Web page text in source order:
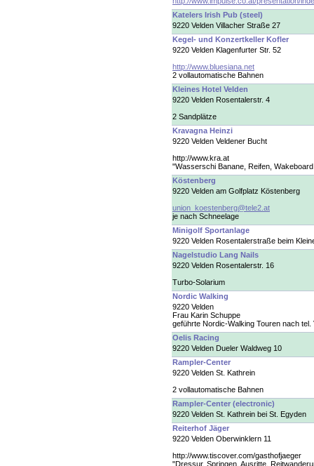
Katelers Irish Pub (steel)
9220 Velden Villacher Straße 27
Kegel- und Konzertkeller Kofler
9220 Velden Klagenfurter Str. 52
http://www.bluesiana.net
2 vollautomatische Bahnen
Kleines Hotel Velden
9220 Velden Rosentalerstr. 4
2 Sandplätze
Kravagna Heinzi
9220 Velden Veldener Bucht
http://www.kra.at
"Wasserschi Banane, Reifen,
Köstenberg
9220 Velden am Golfplatz Köstenberg
union_koestenberg@tele2.at
je nach Schneelage
Minigolf Sportanlage
9220 Velden Rosentalerstraße beim
Nagelstudio Lang Nails
9220 Velden Rosentalerstr. 16
Turbo-Solarium
Nordic Walking
9220 Velden
Frau Karin Schuppe
geführte Nordic-Walking Touren nach tel.
Oelis Racing
9220 Velden Dueler Waldweg 10
Rampler-Center
9220 Velden St. Kathrein
2 vollautomatische Bahnen
Rampler-Center (electronic)
9220 Velden St. Kathrein bei St. Egyden
Reiterhof Jäger
9220 Velden Oberwinklern 11
http://www.tiscover.com/gasthofjaeger
"Dressur, Springen, Ausritte,